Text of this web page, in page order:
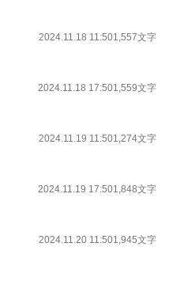
2024.11.18 11:501,557文字
2024.11.18 17:501,559文字
2024.11.19 11:501,274文字
2024.11.19 17:501,848文字
2024.11.20 11:501,945文字